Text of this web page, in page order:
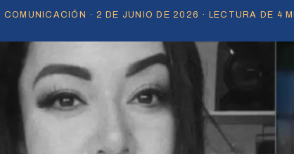
COMUNICACIÓN · 2 DE JUNIO DE 2026 · LECTURA DE 4